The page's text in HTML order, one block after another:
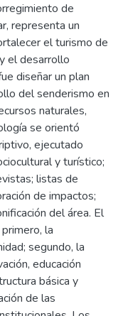
de
representa un
el turismo de
el desarrollo
diseñar un plan
del senderismo en
naturales,
se orientó
ejecutado
y turístico;
listas de
de impactos;
del área. El
la
segundo, la
educación
básica y
de las